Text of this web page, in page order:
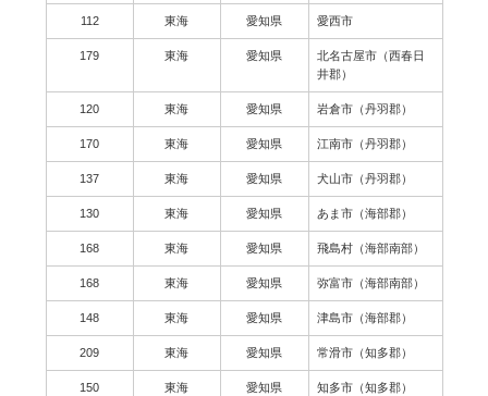
112 東海 愛知県 愛西市
179 東海 愛知県
北名古屋市（西春日
井郡）
120 東海 愛知県 岩倉市（丹羽郡）
170 東海 愛知県 江南市（丹羽郡）
137 東海 愛知県 犬山市（丹羽郡）
130 東海 愛知県 あま市（海部郡）
168 東海 愛知県 飛島村（海部南部）
168 東海 愛知県 弥富市（海部南部）
148 東海 愛知県 津島市（海部郡）
209 東海 愛知県 常滑市（知多郡）
150 東海 愛知県 知多市（知多郡）